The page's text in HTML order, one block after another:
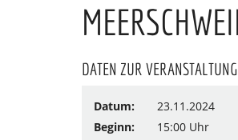
DATEN ZUR VERANSTALTUNG
Datum: 23.11.2024
Beginn:
15:00 Uhr